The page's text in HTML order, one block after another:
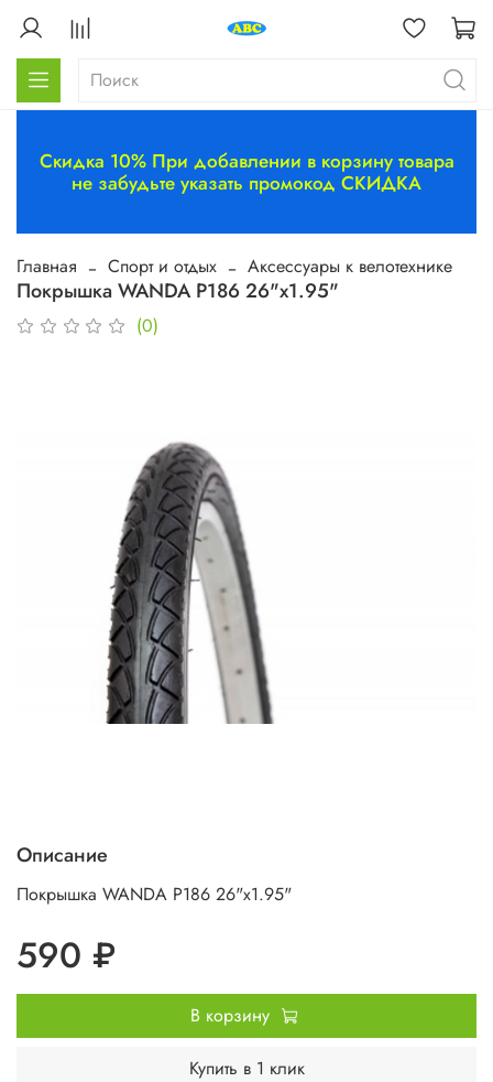
Скидка 10% При добавлении в корзину товара
не забудьте указать промокод СКИДКА
Главная Спорт и отдых Аксессуары к велотехнике
Покрышка WANDA P186 26"х1.95"
(0)
Описание
Покрышка WANDA P186 26"х1.95"
590 ₽
В корзину
Купить в 1 клик